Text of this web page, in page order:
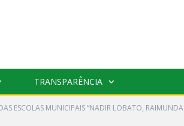
TRANSPARÊNCIA
ESCOLAS MUNICIPAIS “NADIR LOBATO, RAIMUNDA